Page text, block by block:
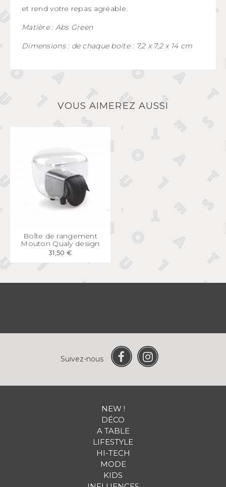
et rend votre repas agréable.
Matière : Abs Green
Dimensions : de chaque boite : 7,2 x 7,2 x 14 cm
VOUS AIMEREZ AUSSI
APERÇU RAPIDE
Boîte de rangement
Mouton Qualy design
31,50 €
Suivez-nous
NEW !
DÉCO
A TABLE
LIFESTYLE
HI-TECH
MODE
KIDS